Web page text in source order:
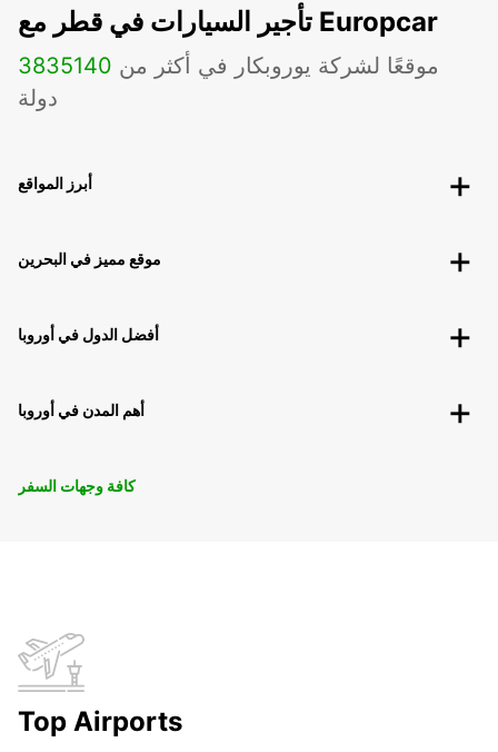
تأجير السيارات في قطر مع Europcar
3835 موقعًا لشركة يوروبكار في أكثر من 140
دولة
أبرز المواقع
موقع مميز في البحرين
أفضل الدول في أوروبا
أهم المدن في أوروبا
كافة وجهات السفر
Top Airports